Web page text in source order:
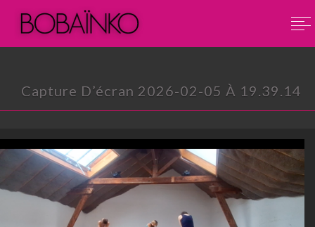
Capture D’écran 2026-02-05 À 19.39.14